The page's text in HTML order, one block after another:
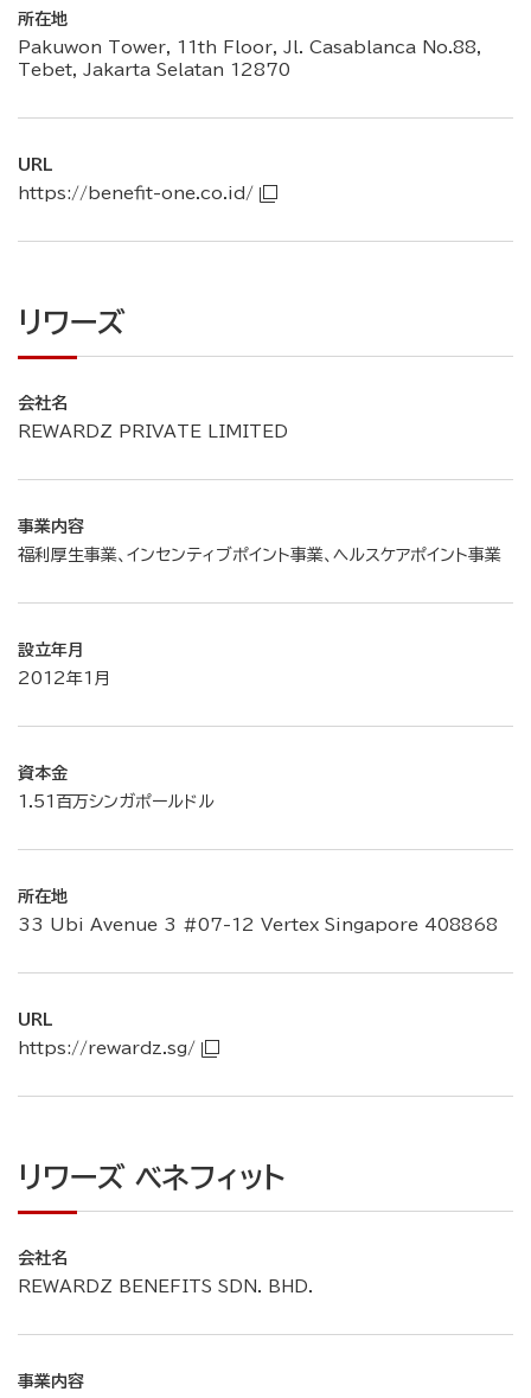
所在地
Pakuwon Tower, 11th Floor, Jl. Casablanca No.88,
Tebet, Jakarta Selatan 12870
URL
https://benefit-one.co.id/
リワーズ
会社名
REWARDZ PRIVATE LIMITED
事業内容
福利厚生事業、インセンティブポイント事業、ヘルスケアポイント事業
設立年月
2012年1月
資本金
1.51百万シンガポールドル
所在地
33 Ubi Avenue 3 #07-12 Vertex Singapore 408868
URL
https://rewardz.sg/
リワーズ ベネフィット
会社名
REWARDZ BENEFITS SDN. BHD.
事業内容